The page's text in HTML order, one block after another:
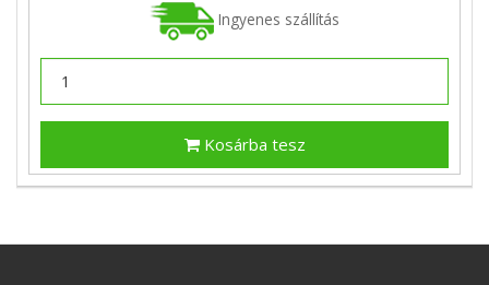
Ingyenes szállítás
Kosárba tesz